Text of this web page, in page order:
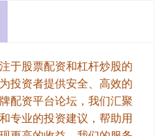
于股票配资和杠杆炒股的
投资者提供安全、高效的
配资平台论坛，我们汇聚
专业的投资建议，帮助用